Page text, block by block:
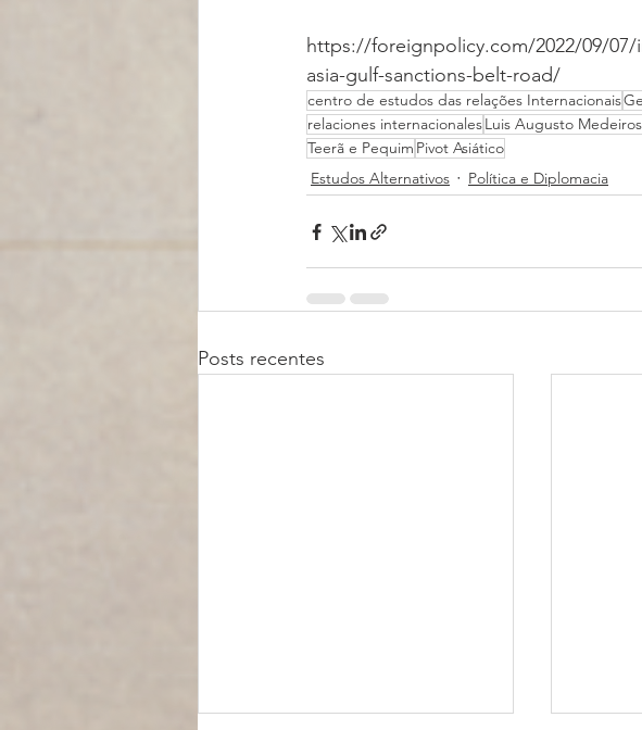
https://foreignpolicy.com/2022/09/
asia-gulf-sanctions-belt-road/
centro de estudos das relações Internacionais
relaciones internacionalesLuis Augusto
Teerã e Pequim Pivot Asiático
Estudos Alternativos
Política e Diplomacia
Posts recentes